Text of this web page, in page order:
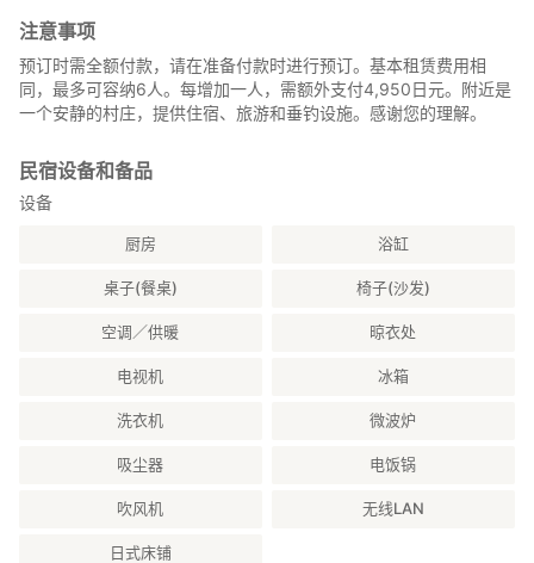
基本价格（最多 6 人）
7 人 70,950
8 人 75,900
9 人 80,850
11 人 90,750
12 人 95,700
13 人 100,650
14 人 105,600
16 人 115,500
18 人 125,400
20 人 135,300
22 人及以上团体，请联系我们。
■D 套餐价格（周日至周五）
入住人数 *价格含税
49,500 日元
注意事项
预订时需全额付款，请在准备付款时进行预订。基本租赁费用相
同，最多可容纳6人。每增加一人，需额外支付4,950日元。附近是
一个安静的村庄，提供住宿、旅游和垂钓设施。感谢您的理解。
民宿设备和备品
设备
厨房 浴缸
桌子(餐桌) 椅子(沙发)
空调／供暖 晾衣处
电视机 冰箱
洗衣机 微波炉
吸尘器 电饭锅
吹风机 无线LAN
日式床铺